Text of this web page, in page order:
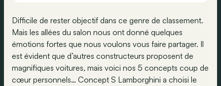
Difficile de rester objectif dans ce genre de classement.
Mais les allées du salon nous ont donné quelques
émotions fortes que nous voulons vous faire partager. Il
est évident que d’autres constructeurs proposent de
magnifiques voitures, mais voici nos 5 concepts coup de
cœur personnels… Concept S Lamborghini a choisi le